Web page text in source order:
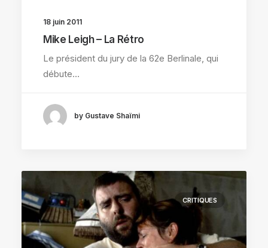
18 juin 2011
Mike Leigh – La Rétro
Le président du jury de la 62e Berlinale, qui
débute…
by Gustave Shaïmi
CRITIQUES